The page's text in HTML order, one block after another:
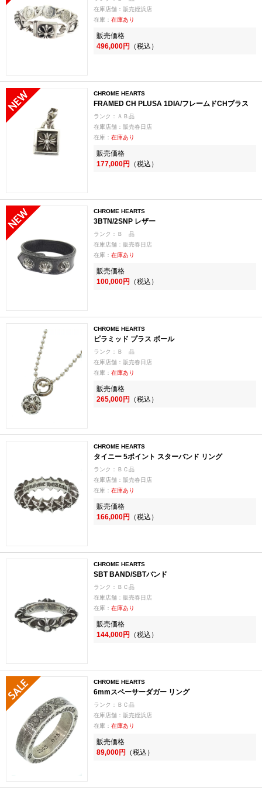
在庫店舗：販売姪浜店
在庫： 在庫あり
販売価格
496,000円 （税込）
CHROME HEARTS
FRAMED CH PLUSA 1DIA/フレームドCHプラス
ランク：ＡＢ品
在庫店舗：販売春日店
在庫： 在庫あり
販売価格
177,000円 （税込）
CHROME HEARTS
3BTN/2SNP レザー
ランク：Ｂ 品
在庫店舗：販売春日店
在庫： 在庫あり
販売価格
100,000円 （税込）
CHROME HEARTS
ピラミッド プラス ボール
ランク：Ｂ 品
在庫店舗：販売春日店
在庫： 在庫あり
販売価格
265,000円 （税込）
CHROME HEARTS
タイニー 5ポイント スターバンド リング
ランク：ＢＣ品
在庫店舗：販売春日店
在庫： 在庫あり
販売価格
166,000円 （税込）
CHROME HEARTS
SBT BAND/SBTバンド
ランク：ＢＣ品
在庫店舗：販売春日店
在庫： 在庫あり
販売価格
144,000円 （税込）
CHROME HEARTS
6mmスペーサーダガー リング
ランク：ＢＣ品
在庫店舗：販売姪浜店
在庫： 在庫あり
販売価格
89,000円 （税込）